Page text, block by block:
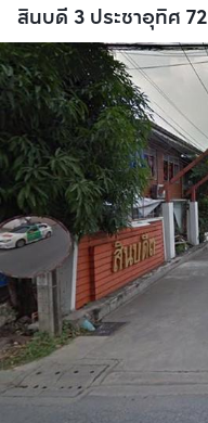
สินบดี 3 ประชาอุทิศ 72